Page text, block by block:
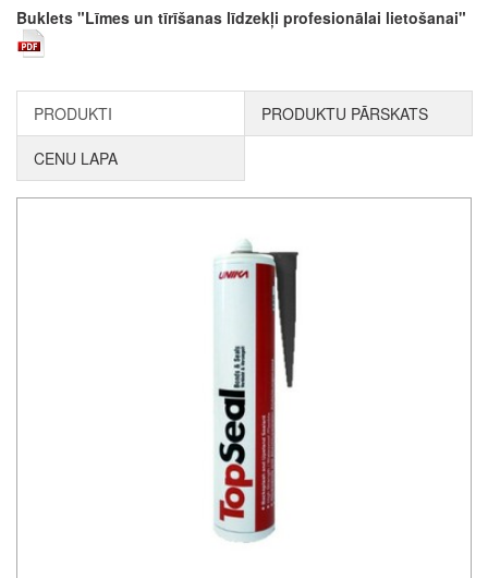
Buklets "Līmes un tīrīšanas līdzekļi profesionālai lietošanai"
PRODUKTI PRODUKTU PĀRSKATS
CENU LAPA